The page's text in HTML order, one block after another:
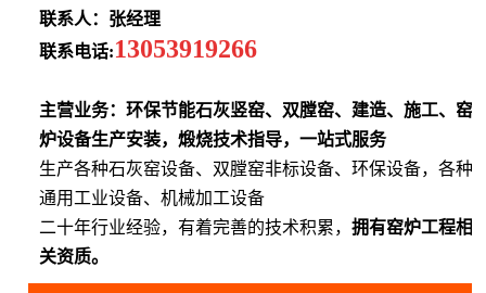
联系人：张经理
联系电话:13053919266
主营业务：环保节能石灰竖窑、双膛窑、建造、施工、窑
炉设备生产安装，煅烧技术指导，一站式服务
生产各种石灰窑设备、双膛窑非标设备、环保设备，各种
通用工业设备、机械加工设备
二十年行业经验，有着完善的技术积累，拥有窑炉工程相
关资质。